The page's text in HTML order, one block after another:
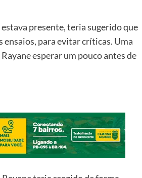
presente, teria sugerido que
ensaios, para evitar críticas. Uma
esperar um pouco antes de